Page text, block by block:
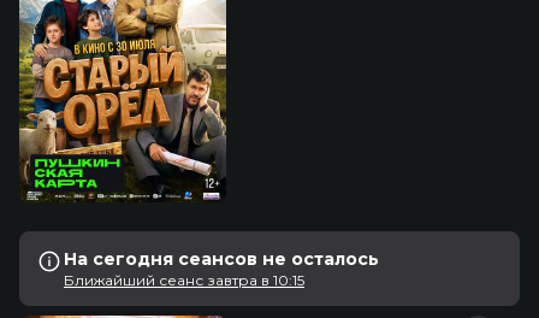
На сегодня сеансов не осталось
Ближайший сеанс завтра в 10:15